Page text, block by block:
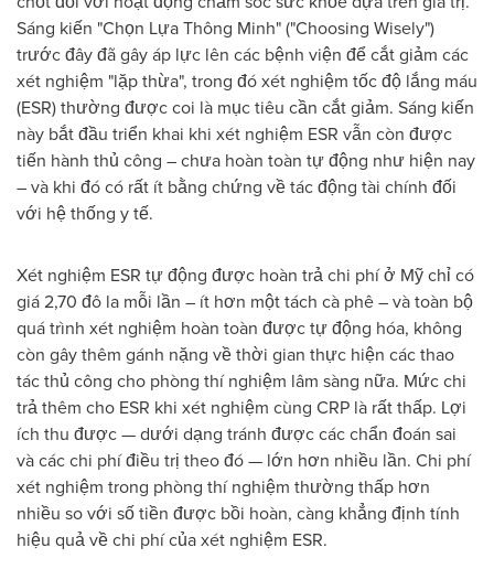
Sáng kiến "Chọn Lựa Thông Minh" ("Choosing Wisely")
trước đây đã gây áp lực lên các bệnh viện để cắt giảm các
xét nghiệm "lặp thừa", trong đó xét nghiệm tốc độ lắng máu
(ESR) thường được coi là mục tiêu cần cắt giảm. Sáng kiến
này bắt đầu triển khai khi xét nghiệm ESR vẫn còn được
tiến hành thủ công – chưa hoàn toàn tự động như hiện nay
– và khi đó có rất ít bằng chứng về tác động tài chính đối
với hệ thống y tế.
Xét nghiệm ESR tự động được hoàn trả chi phí ở Mỹ chỉ có
giá 2,70 đô la mỗi lần – ít hơn một tách cà phê – và toàn bộ
quá trình xét nghiệm hoàn toàn được tự động hóa, không
còn gây thêm gánh nặng về thời gian thực hiện các thao
tác thủ công cho phòng thí nghiệm lâm sàng nữa. Mức chi
trả thêm cho ESR khi xét nghiệm cùng CRP là rất thấp. Lợi
ích thu được — dưới dạng tránh được các chẩn đoán sai
và các chi phí điều trị theo đó — lớn hơn nhiều lần. Chi phí
xét nghiệm trong phòng thí nghiệm thường thấp hơn
nhiều so với số tiền được bồi hoàn, càng khẳng định tính
hiệu quả về chi phí của xét nghiệm ESR.